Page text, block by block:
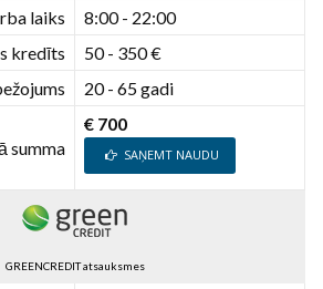
laiks
8:00 - 22:00
kredīts
50 - 350 €
20 - 65 gadi
summa
€ 700
SAŅEMT NAUDU
GREENCREDIT atsauksmes